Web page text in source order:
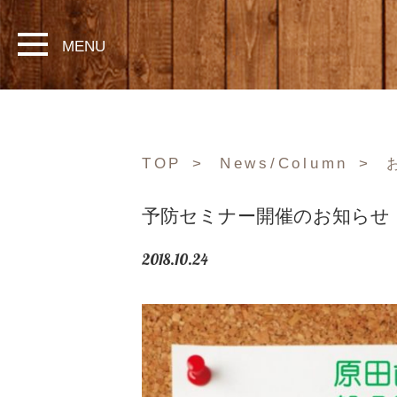
MENU
TOP News/Column
予防セミナー開催のお知らせ
2018.10.24